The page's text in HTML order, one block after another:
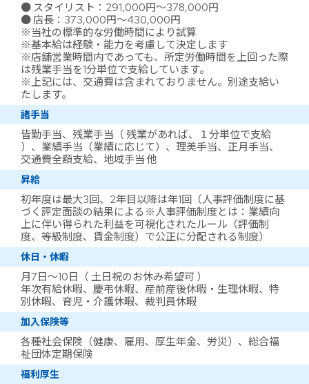
● スタイリスト：291,000円～378,000円
● 店長：373,000円～430,000円
※当社の標準的な労働時間により試算
※基本給は経験・能力を考慮して決定します
※店舗営業時間内であっても、所定労働時間を上回った際
は残業手当を1分単位で支給しています。
※上記には、交通費は含まれておりません。別途支給い
たします。
諸手当
皆勤手当、残業手当（ 残業があれば、１分単位で支給
）、業績手当（業績に応じて）、理美手当、正月手当、
交通費全額支給、地域手当 他
昇給
初年度は最大3回、2年目以降は年1回（人事評価制度に基
づく評定面談の結果による※人事評価制度とは：業績向
上に伴い得られた利益を可視化されたルール（評価制
度、等級制度、賃金制度）で公正に分配される制度）
休日・休暇
月7日～10日（ 土日祝のお休み希望可 ）
年次有給休暇、慶弔休暇、産前産後休暇・生理休暇、特
別休暇、育児・介護休暇、裁判員休暇
加入保険等
各種社会保険（健康、雇用、厚生年金、労災）、総合福
祉団体定期保険
福利厚生